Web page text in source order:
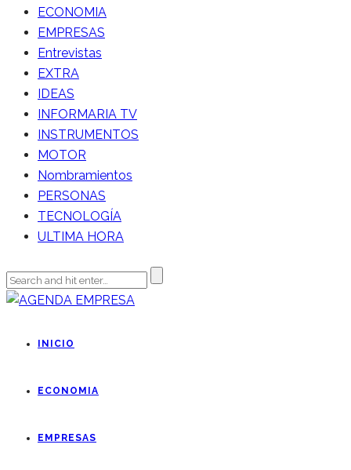
ECONOMIA
EMPRESAS
Entrevistas
EXTRA
IDEAS
INFORMARIA TV
INSTRUMENTOS
MOTOR
Nombramientos
PERSONAS
TECNOLOGÍA
ULTIMA HORA
INICIO
ECONOMIA
EMPRESAS